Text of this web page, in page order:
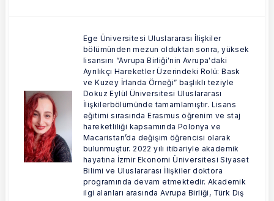
Ege Üniversitesi Uluslararası İlişkiler
bölümünden mezun olduktan sonra, yüksek
lisansını “Avrupa Birliği'nin Avrupa'daki
Ayrılıkçı Hareketler Üzerindeki Rolü: Bask
ve Kuzey İrlanda Örneği” başlıklı teziyle
Dokuz Eylül Üniversitesi Uluslararası
İlişkilerbölümünde tamamlamıştır. Lisans
eğitimi sırasında Erasmus öğrenim ve staj
hareketliliği kapsamında Polonya ve
Macaristan’da değişim öğrencisi olarak
bulunmuştur. 2022 yılı itibariyle akademik
hayatına İzmir Ekonomi Üniversitesi Siyaset
Bilimi ve Uluslararası İlişkiler doktora
programında devam etmektedir. Akademik
ilgi alanları arasında Avrupa Birliği, Türk Dış